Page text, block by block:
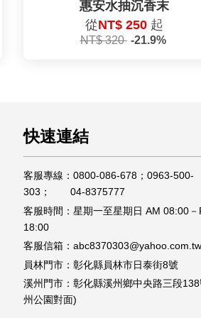
惠安水抽沉香末
從NT$ 250 起
NT$ 320 -21.9%
快速連結
客服專線：0800-086-678；0963-500-
303； 04-8375777
客服時間：星期一至星期日 AM 08:00－
18:00
客服信箱：abc8370303@yahoo.com.tw
員林門市：彰化縣員林市日泰街8號
溪州門市：彰化縣溪州鄉中央路三段
州公園對面)